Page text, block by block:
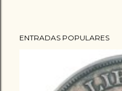
ENTRADAS POPULARES